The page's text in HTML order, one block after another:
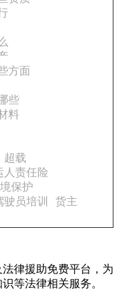
方面
些
料
超载
人责任险
保护
员培训
货主
律援助免费平台，为
等法律相关服务。